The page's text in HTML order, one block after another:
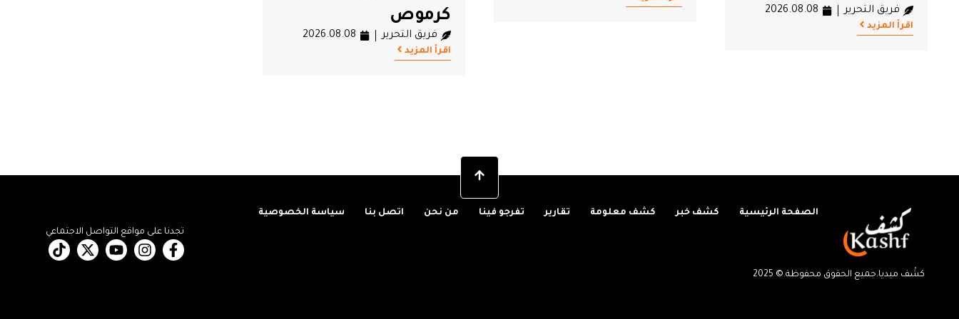
تجدنا على مواقع التواصل الاجتماعي
الصفحة الرئيسية كشف خبر كشف معلومة تقارير تفرجو فينا من نحن اتصل بنا سياسة الخصوصية
كشْف ميديا.جميع الحقوق محفوظة.© 2025